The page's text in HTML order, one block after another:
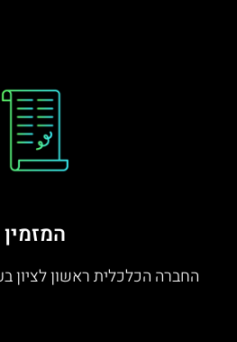
המזמין
החברה הכלכלית ראשון לציון